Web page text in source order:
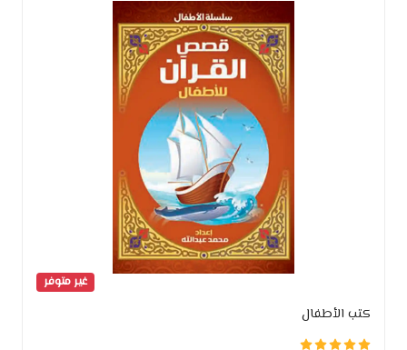
غير متوفر
كتب الأطفال